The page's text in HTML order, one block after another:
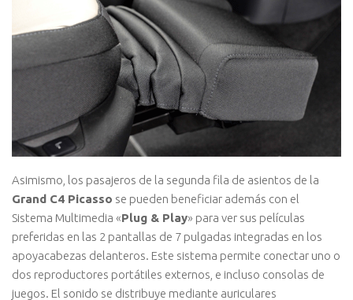
Asimismo, los pasajeros de la segunda fila de asientos de la
Grand C4 Picasso se pueden beneficiar además con el
Sistema Multimedia «Plug & Play» para ver sus películas
preferidas en las 2 pantallas de 7 pulgadas integradas en los
apoyacabezas delanteros. Este sistema permite conectar uno o
dos reproductores portátiles externos, e incluso consolas de
juegos. El sonido se distribuye mediante auriculares